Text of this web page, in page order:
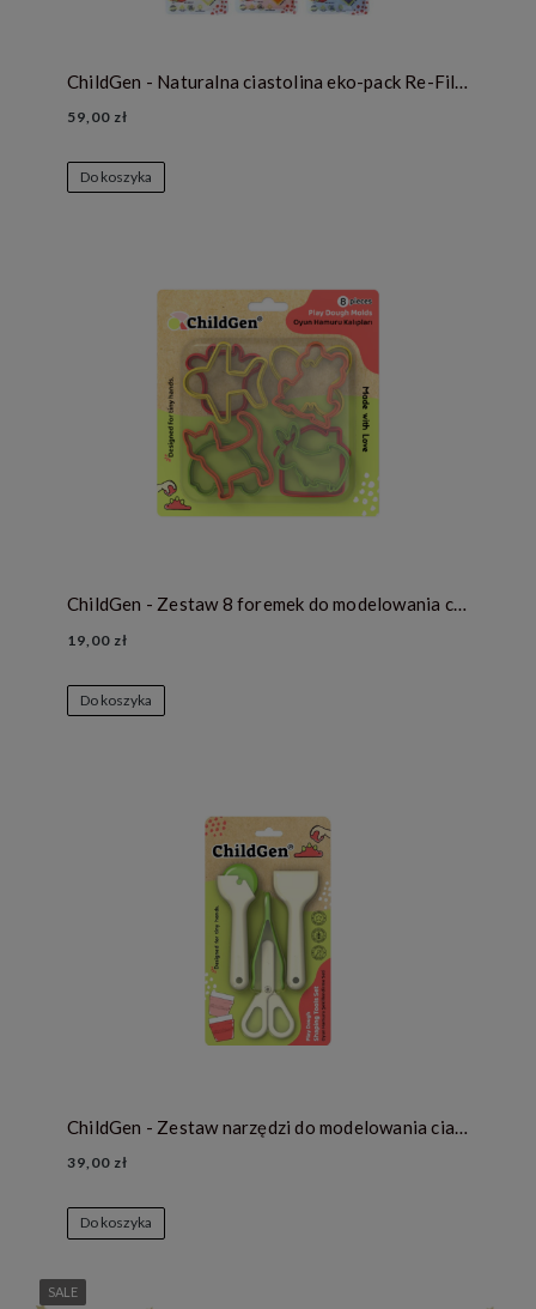
59,00 zł
Do koszyka
ChildGen - Zestaw 8 foremek do modelowania ciastoliny
19,00 zł
Do koszyka
ChildGen - Zestaw narzędzi do modelowania ciastoliny i ćwiczenia motoryki małej
39,00 zł
Do koszyka
SALE